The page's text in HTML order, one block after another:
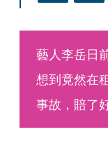
藝人李岳日
想到竟然在
事故，賠了